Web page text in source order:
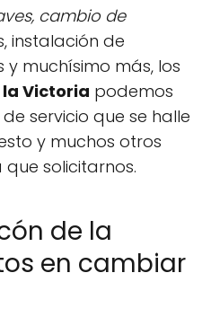
cambio de
instalación de
muchísimo más, los
Victoria podemos
servicio que se halle
y muchos otros
solicitarnos.
de la
en cambiar